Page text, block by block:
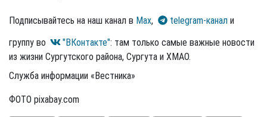
Подписывайтесь на наш канал в Max, telegram-канал и
группу во
"ВКонтакте": там только самые важные новости
из жизни Сургутского района, Сургута и ХМАО.
Служба информации «Вестника»
ФОТО pixabay.com